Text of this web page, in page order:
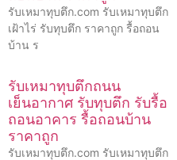
รับเหมาทุบตึก.com รับเหมาทุบตึก
เฝ้าไร่ รับทุบตึก ราคาถูก รื้อถอน
บ้าน ร
รับเหมาทุบตึกถนน
เย็นอากาศ รับทุบตึก รับรื้อ
ถอนอาคาร รื้อถอนบ้าน
ราคาถูก
รับเหมาทุบตึก.com รับเหมาทุบตึก